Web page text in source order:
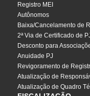
Registro MEI
Autônomos
Baixa/Cancelamento de
2ª Via de Certificado de
Desconto para
Anuidade PJ
Revigoramento de
Atualização de
Atualização de Quadro